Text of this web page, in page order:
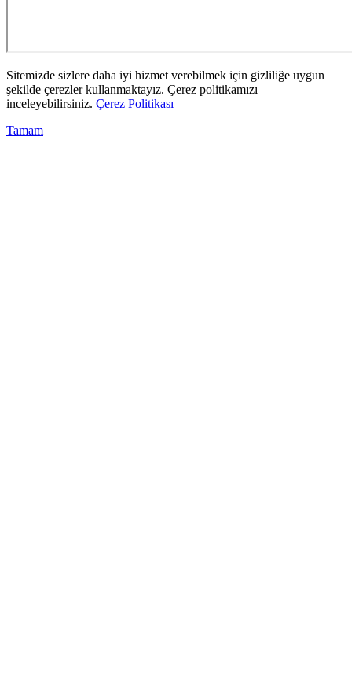
Sitemizde sizlere daha iyi hizmet verebilmek için gizliliğe uygun
şekilde çerezler kullanmaktayız. Çerez politikamızı
inceleyebilirsiniz. Çerez Politikası
Tamam